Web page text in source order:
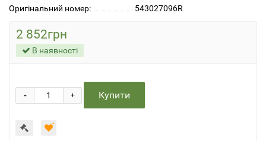
Оригінальний номер:
543027096R
2 852грн
В наявності
+
- Купити